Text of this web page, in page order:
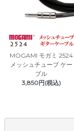
MOGAMI モガミ 2524
メッシュチューブ ケー
ブル
3,850円(税込)